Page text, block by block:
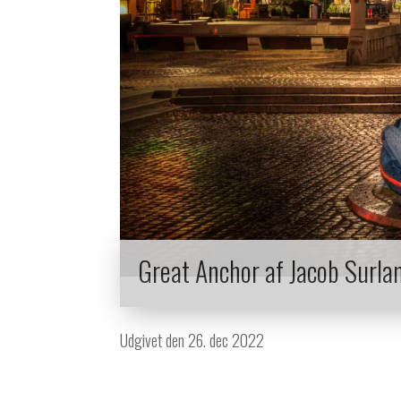
Great Anchor af Jacob
Udgivet den 26. dec 2022